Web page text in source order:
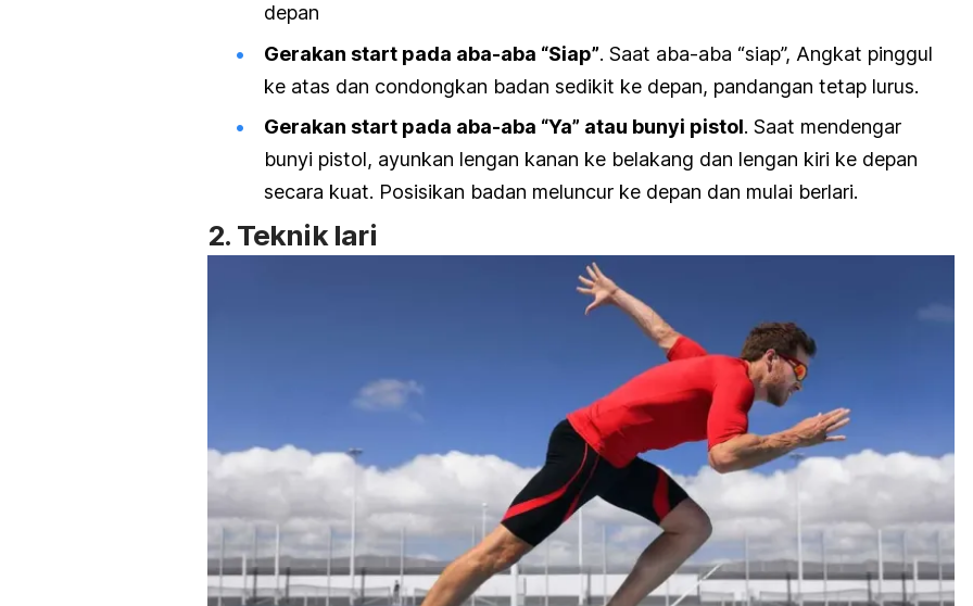
depan
Gerakan start pada aba-aba “Siap”. Saat aba-aba “siap”, Angkat pinggul
ke atas dan condongkan badan sedikit ke depan, pandangan tetap lurus.
Gerakan start pada aba-aba “Ya” atau bunyi pistol. Saat mendengar
bunyi pistol, ayunkan lengan kanan ke belakang dan lengan kiri ke depan
secara kuat. Posisikan badan meluncur ke depan dan mulai berlari.
2. Teknik lari